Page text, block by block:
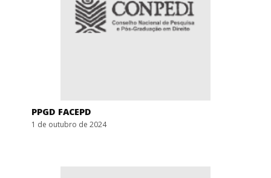
PPGD FACEPD
1 de outubro de 2024